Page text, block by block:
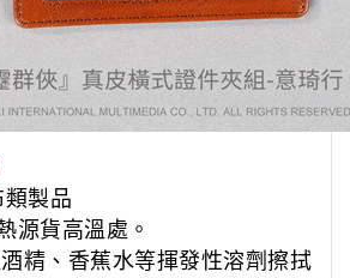
製品
源貨高溫處。
精、香蕉水等揮發性溶劑擦拭